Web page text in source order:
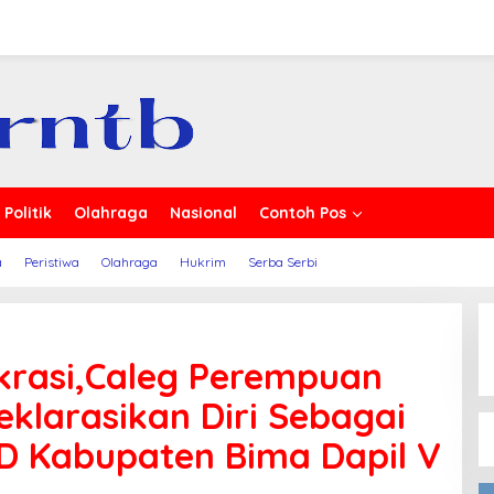
Politik Olahraga Nasional Contoh Pos
Peristiwa Olahraga Hukrim Serba Serbi
Perempuan
Diri Sebagai
Kabupaten Bima Dapil V